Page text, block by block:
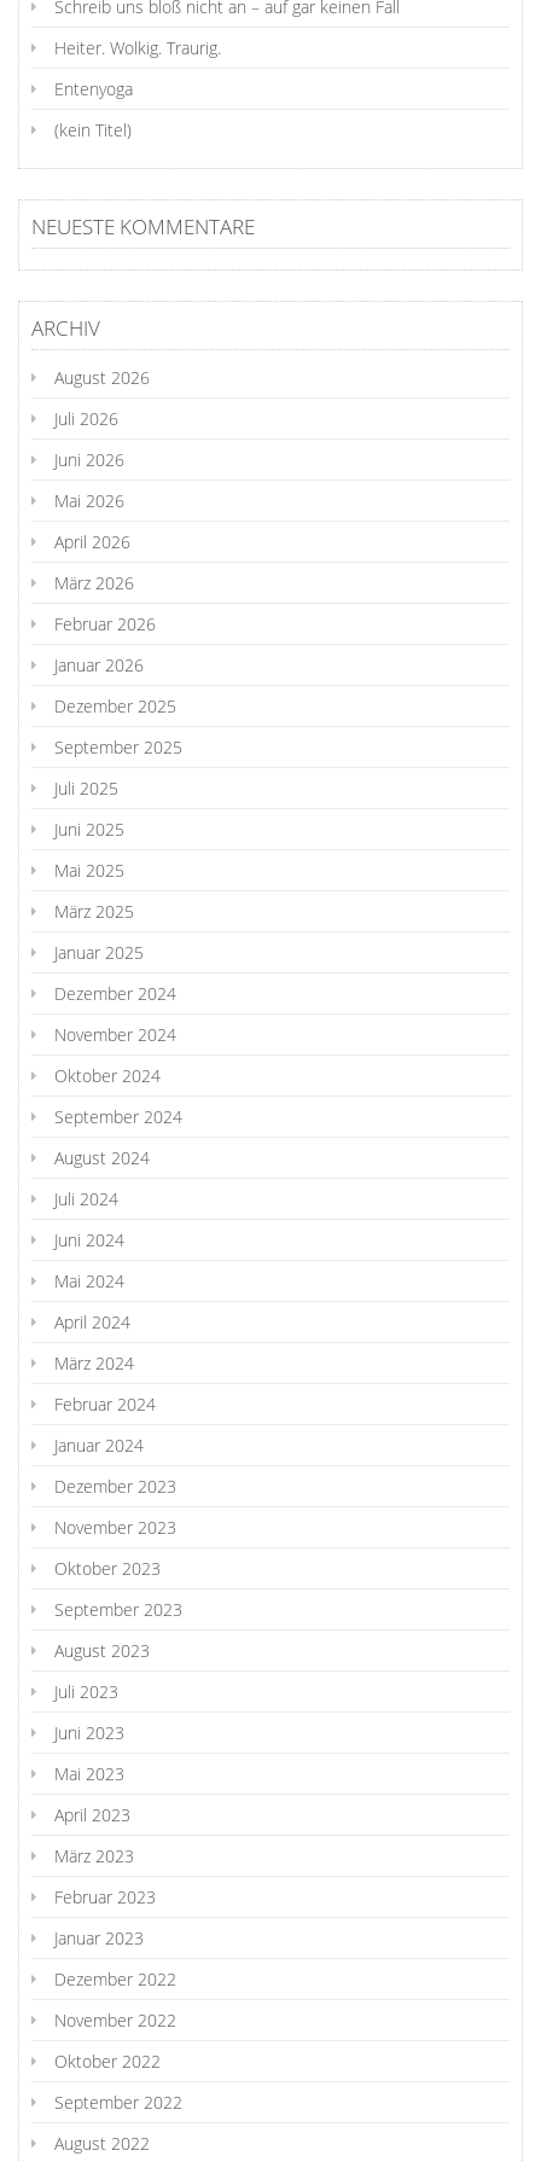
Schreib uns bloß nicht an – auf gar keinen Fall
Heiter. Wolkig. Traurig.
Entenyoga
(kein Titel)
NEUESTE KOMMENTARE
ARCHIV
August 2026
Juli 2026
Juni 2026
Mai 2026
April 2026
März 2026
Februar 2026
Januar 2026
Dezember 2025
September 2025
Juli 2025
Juni 2025
Mai 2025
März 2025
Januar 2025
Dezember 2024
November 2024
Oktober 2024
September 2024
August 2024
Juli 2024
Juni 2024
Mai 2024
April 2024
März 2024
Februar 2024
Januar 2024
Dezember 2023
November 2023
Oktober 2023
September 2023
August 2023
Juli 2023
Juni 2023
Mai 2023
April 2023
März 2023
Februar 2023
Januar 2023
Dezember 2022
November 2022
Oktober 2022
September 2022
August 2022